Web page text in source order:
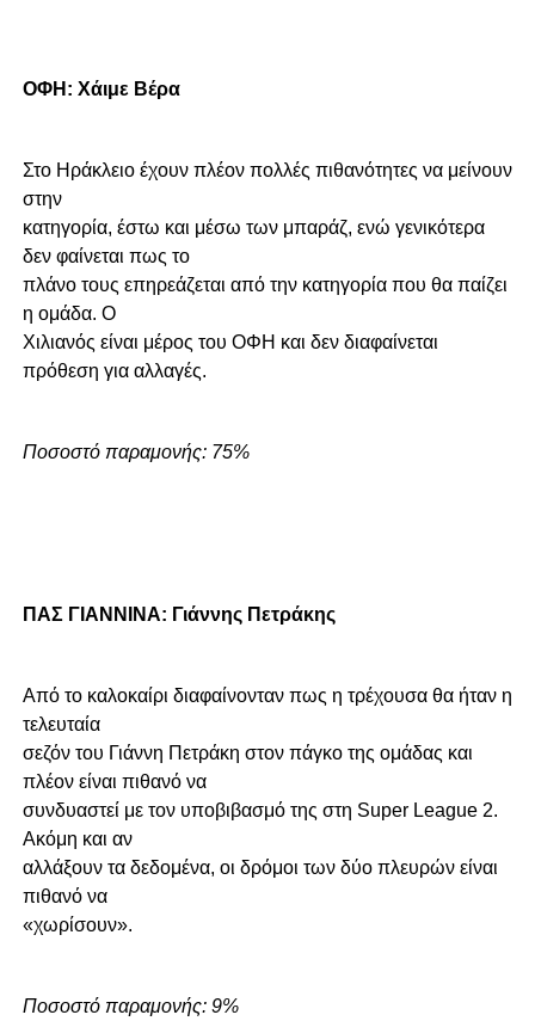
ΟΦΗ: Χάιμε Βέρα
Στο Ηράκλειο έχουν πλέον πολλές πιθανότητες να μείνουν
στην
κατηγορία, έστω και μέσω των μπαράζ, ενώ γενικότερα
δεν φαίνεται πως το
πλάνο τους επηρεάζεται από την κατηγορία που θα παίζει
η ομάδα. Ο
Χιλιανός είναι μέρος του ΟΦΗ και δεν διαφαίνεται
πρόθεση για αλλαγές.
Ποσοστό παραμονής: 75%
ΠΑΣ ΓΙΑΝΝΙΝΑ: Γιάννης Πετράκης
Από το καλοκαίρι διαφαίνονταν πως η τρέχουσα θα ήταν η
τελευταία
σεζόν του Γιάννη Πετράκη στον πάγκο της ομάδας και
πλέον είναι πιθανό να
συνδυαστεί με τον υποβιβασμό της στη Super League 2.
Ακόμη και αν
αλλάξουν τα δεδομένα, οι δρόμοι των δύο πλευρών είναι
πιθανό να
«χωρίσουν».
Ποσοστό παραμονής: 9%